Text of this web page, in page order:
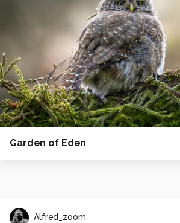
Garden of Eden
Alfred_zoom